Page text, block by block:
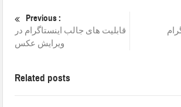
Previous :
قابلیت های جالب اینستاگرام در
ویرایش عکس
Related posts